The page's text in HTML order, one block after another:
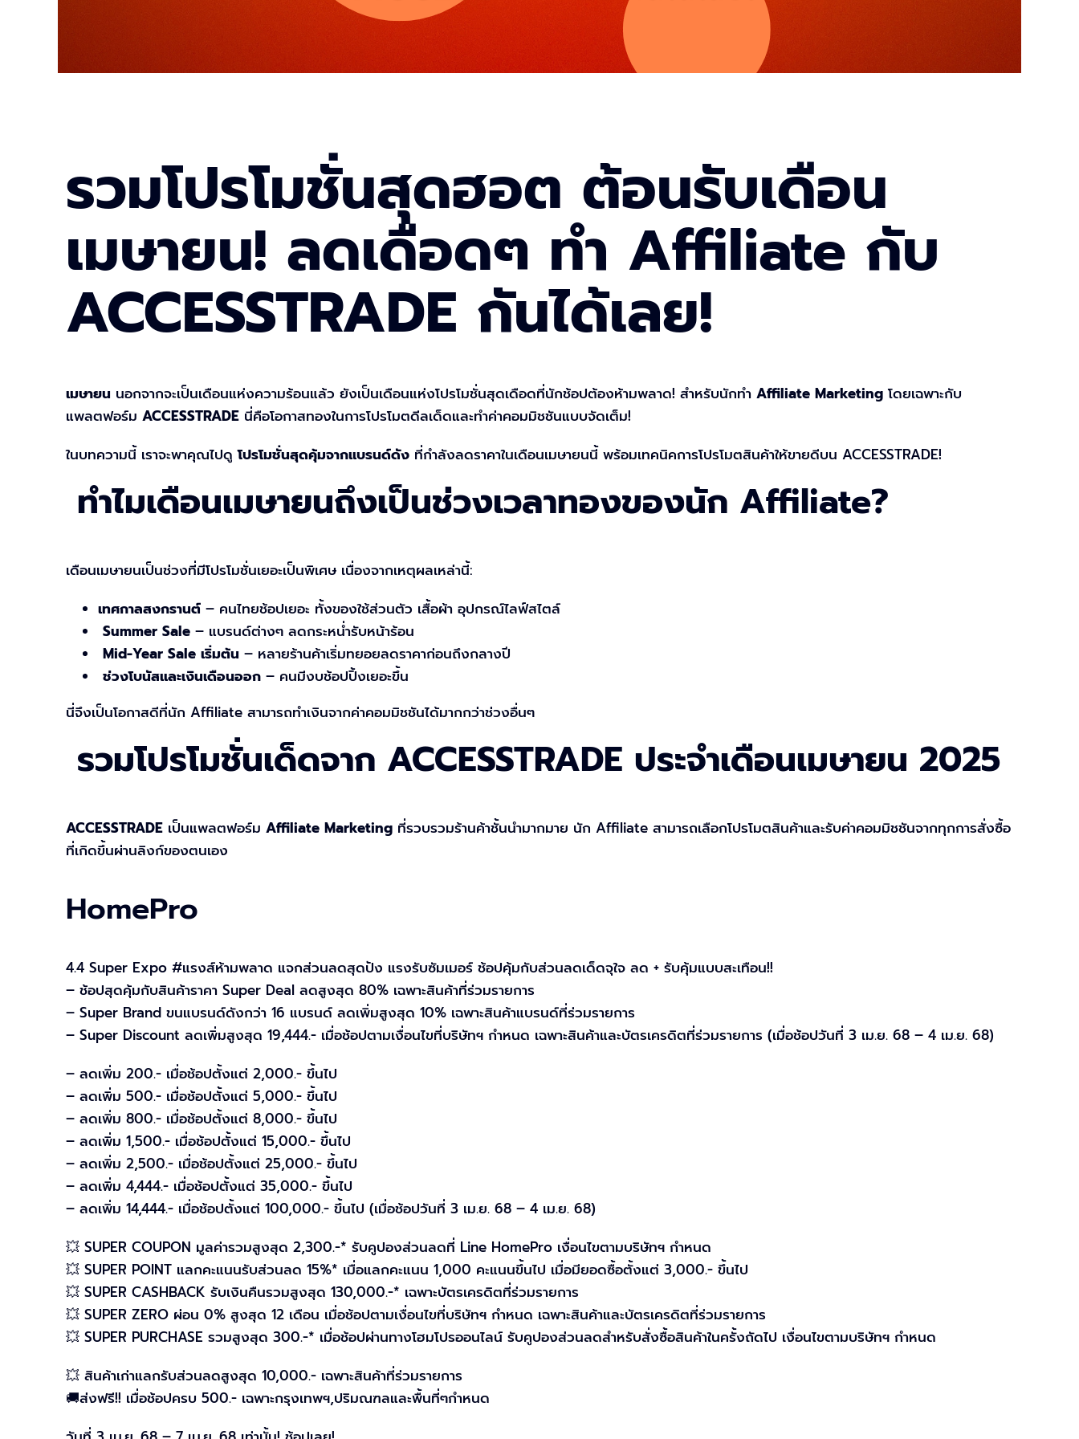
รวมโปรโมชั่นสุดฮอต ต้อนรับเดือน
เมษายน! ลดเดือดๆ ทำ Affiliate กับ
ACCESSTRADE กันได้เลย!
เมษายน นอกจากจะเป็นเดือนแห่งความร้อนแล้ว ยังเป็นเดือนแห่งโปรโมชั่นสุดเดือดที่นักช้อปต้องห้ามพลาด! สำหรับนักทำ Affiliate Marketing โดยเฉพาะกับ
แพลตฟอร์ม ACCESSTRADE นี่คือโอกาสทองในการโปรโมตดีลเด็ดและทำค่าคอมมิชชันแบบจัดเต็ม!
ในบทความนี้ เราจะพาคุณไปดูโปรโมชั่นสุดคุ้มจากแบรนด์ดัง ที่กำลังลดราคาในเดือนเมษายนนี้ พร้อมเทคนิคการโปรโมตสินค้าให้ขายดีบน ACCESSTRADE!
ทำไมเดือนเมษายนถึงเป็นช่วงเวลาทองของนัก Affiliate?
เดือนเมษายนเป็นช่วงที่มีโปรโมชั่นเยอะเป็นพิเศษ เนื่องจากเหตุผลเหล่านี้:
เทศกาลสงกรานต์ – คนไทยช้อปเยอะ ทั้งของใช้ส่วนตัว เสื้อผ้า อุปกรณ์ไลฟ์สไตล์
Summer Sale – แบรนด์ต่างๆ ลดกระหน่ำรับหน้าร้อน
Mid-Year Sale เริ่มต้น – หลายร้านค้าเริ่มทยอยลดราคาก่อนถึงกลางปี
ช่วงโบนัสและเงินเดือนออก – คนมีงบช้อปปิ้งเยอะขึ้น
นี่จึงเป็นโอกาสดีที่นัก Affiliate สามารถทำเงินจากค่าคอมมิชชันได้มากกว่าช่วงอื่นๆ
รวมโปรโมชั่นเด็ดจาก ACCESSTRADE ประจำเดือนเมษายน 2025
ACCESSTRADE เป็นแพลตฟอร์ม Affiliate Marketing ที่รวบรวมร้านค้าชั้นนำมากมาย นัก Affiliate สามารถเลือกโปรโมตสินค้าและรับค่าคอมมิชชันจากทุกการสั่งซื้อ
ที่เกิดขึ้นผ่านลิงก์ของตนเอง
HomePro
4.4 Super Expo #แรงส์ห้ามพลาด แจกส่วนลดสุดปัง แรงรับซัมเมอร์ ช้อปคุ้มกับส่วนลดเด็ดจุใจ ลด + รับคุ้มแบบสะเทือน!!
– ช้อปสุดคุ้มกับสินค้าราคา Super Deal ลดสูงสุด 80% เฉพาะสินค้าที่ร่วมรายการ
– Super Brand ขนแบรนด์ดังกว่า 16 แบรนด์ ลดเพิ่มสูงสุด 10% เฉพาะสินค้าแบรนด์ที่ร่วมรายการ
– Super Discount ลดเพิ่มสูงสุด 19,444.- เมื่อช้อปตามเงื่อนไขที่บริษัทฯ กำหนด เฉพาะสินค้าและบัตรเครดิตที่ร่วมรายการ (เมื่อช้อปวันที่ 3 เม.ย. 68 – 4 เม.ย. 68)
– ลดเพิ่ม 200.- เมื่อช้อปตั้งแต่ 2,000.- ขึ้นไป
– ลดเพิ่ม 500.- เมื่อช้อปตั้งแต่ 5,000.- ขึ้นไป
– ลดเพิ่ม 800.- เมื่อช้อปตั้งแต่ 8,000.- ขึ้นไป
– ลดเพิ่ม 1,500.- เมื่อช้อปตั้งแต่ 15,000.- ขึ้นไป
– ลดเพิ่ม 2,500.- เมื่อช้อปตั้งแต่ 25,000.- ขึ้นไป
– ลดเพิ่ม 4,444.- เมื่อช้อปตั้งแต่ 35,000.- ขึ้นไป
– ลดเพิ่ม 14,444.- เมื่อช้อปตั้งแต่ 100,000.- ขึ้นไป (เมื่อช้อปวันที่ 3 เม.ย. 68 – 4 เม.ย. 68)
💥 SUPER COUPON มูลค่ารวมสูงสุด 2,300.-* รับคูปองส่วนลดที่ Line HomePro เงื่อนไขตามบริษัทฯ กำหนด
💥 SUPER POINT แลกคะแนนรับส่วนลด 15%* เมื่อแลกคะแนน 1,000 คะแนนขึ้นไป เมื่อมียอดซื้อตั้งแต่ 3,000.- ขึ้นไป
💥 SUPER CASHBACK รับเงินคืนรวมสูงสุด 130,000.-* เฉพาะบัตรเครดิตที่ร่วมรายการ
💥 SUPER ZERO ผ่อน 0% สูงสุด 12 เดือน เมื่อช้อปตามเงื่อนไขที่บริษัทฯ กำหนด เฉพาะสินค้าและบัตรเครดิตที่ร่วมรายการ​
💥 SUPER PURCHASE รวมสูงสุด 300.-* เมื่อช้อปผ่านทางโฮมโปรออนไลน์ รับคูปองส่วนลดสำหรับสั่งซื้อสินค้าในครั้งถัดไป เงื่อนไขตามบริษัทฯ กำหนด​
💥 สินค้าเก่าแลกรับส่วนลดสูงสุด 10,000.- เฉพาะสินค้าที่ร่วมรายการ
🚚ส่งฟรี!! เมื่อช้อปครบ 500.- เฉพาะกรุงเทพฯ,ปริมณฑลและพื้นที่ๆกำหนด